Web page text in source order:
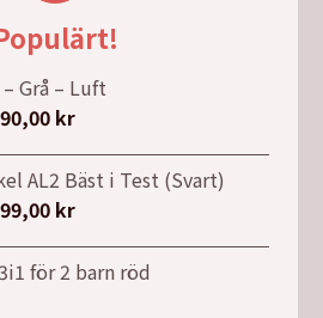
Grå – Luft
krDet
nuvarande
priset
är:
AL2 Bäst i Test (Svart)
krDet
nuvarande
priset
för 2 barn röd